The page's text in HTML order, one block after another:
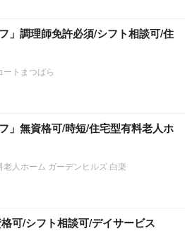
」調理師免許必須/シフト相談可/住
トまつばら
」無資格可/時短/住宅型有料老人ホ
人ホーム ガーデンヒルズ 白楽
可/シフト相談可/デイサービス